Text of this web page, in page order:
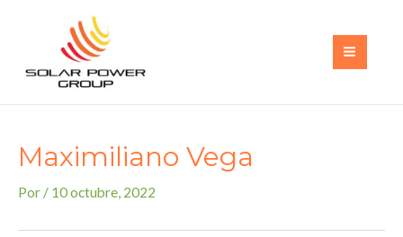
Maximiliano Vega
Por / 10 octubre, 2022